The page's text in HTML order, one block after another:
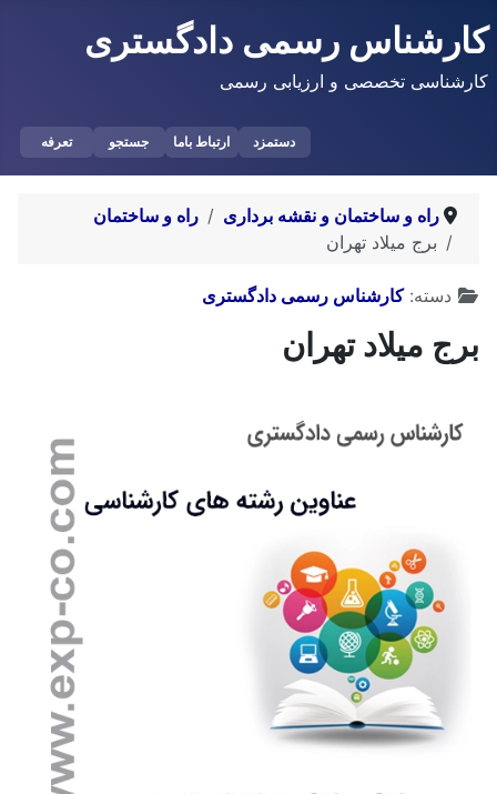
کارشناس رسمی دادگستری
کارشناسی تخصصی و ارزیابی رسمی
دستمزد ارتباط باما جستجو تعرفه
راه و ساختمان و نقشه برداری
راه و ساختمان
برج میلاد تهران
توضیحات
دسته:کارشناس رسمی دادگستری
برج میلاد تهران